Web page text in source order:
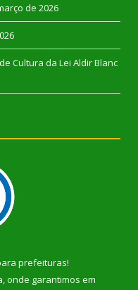
de 2026
Cultura da Lei Aldir Blanc
prefeituras!
onde garantimos em